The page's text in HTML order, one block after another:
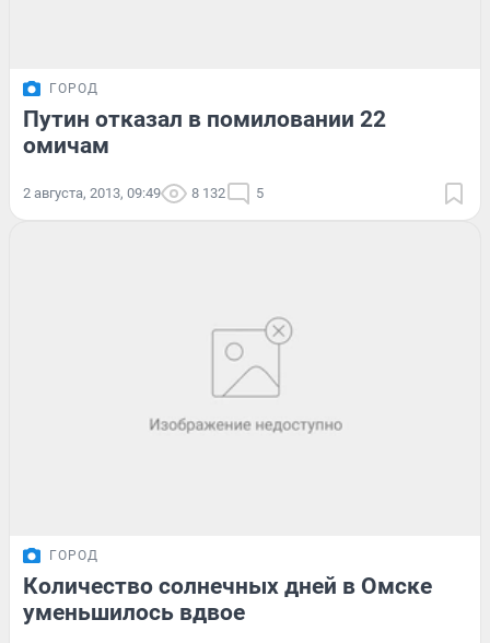
ГОРОД
Путин отказал в помиловании 22
омичам
2 августа, 2013, 09:49 8 132 5
ГОРОД
Количество солнечных дней в Омске
уменьшилось вдвое